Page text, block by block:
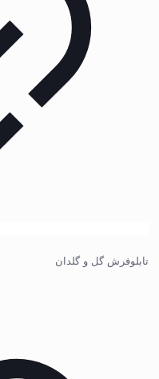
تابلوفرش گل و گلدان